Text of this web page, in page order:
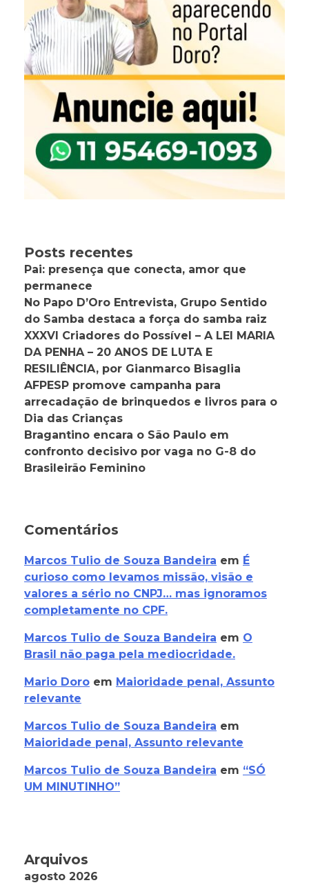
Posts recentes
Pai: presença que conecta, amor que
permanece
No Papo D’Oro Entrevista, Grupo Sentido
do Samba destaca a força do samba raiz
XXXVI Criadores do Possível – A LEI MARIA
DA PENHA – 20 ANOS DE LUTA E
RESILIÊNCIA, por Gianmarco Bisaglia
AFPESP promove campanha para
arrecadação de brinquedos e livros para o
Dia das Crianças
Bragantino encara o São Paulo em
confronto decisivo por vaga no G-8 do
Brasileirão Feminino
Comentários
Marcos Tulio de Souza Bandeira em É
curioso como levamos missão, visão e
valores a sério no CNPJ… mas ignoramos
completamente no CPF.
Marcos Tulio de Souza Bandeira em O
Brasil não paga pela mediocridade.
Mario Doro em Maioridade penal, Assunto
relevante
Marcos Tulio de Souza Bandeira em
Maioridade penal, Assunto relevante
Marcos Tulio de Souza Bandeira em “SÓ
UM MINUTINHO”
Arquivos
agosto 2026